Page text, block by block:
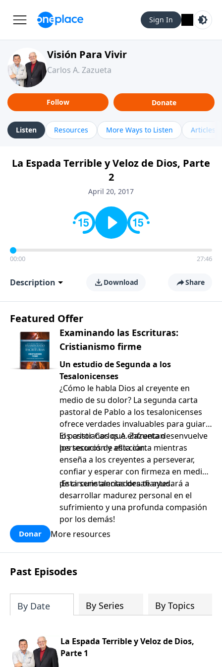
Sign In
Visión Para Vivir
Carlos A. Zazueta
Follow Donate
Listen Resources More Ways to Listen Articles
La Espada Terrible y Veloz de Dios, Parte
2
April 20, 2017
00:00 27:46
Description Download Share
Featured Offer
Examinando las Escrituras:
Cristianismo firme
Un estudio de Segunda a los
Tesalonicenses
¿Cómo le habla Dios al creyente en
medio de su dolor? La segunda carta
pastoral de Pablo a los tesalonicenses
ofrece verdades invaluables para guiar a
los cristianos que enfrentan
persecución y aflicción.
El pastor Carlos A. Zazueta desenvuelve
los tesoros de esta carta mientras
enseña a los creyentes a perseverar,
confiar y esperar con firmeza en medio
de circunstancias desafiantes.
¡Esta serie alentadora te ayudará a
desarrollar madurez personal en el
sufrimiento y una profunda compasión
por los demás!
Donar More resources
Past Episodes
By Date By Series By Topics
La Espada Terrible y Veloz de Dios,
Parte 1